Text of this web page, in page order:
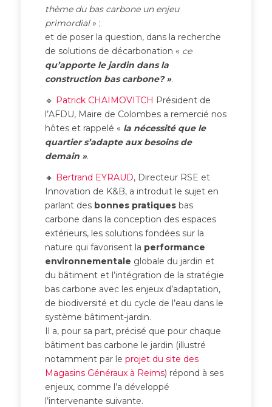
thème du bas carbone un enjeu
primordial» ;
et de poser la question, dans la recherche
de solutions de décarbonation « ce
qu’apporte le jardin dans la
construction bas carbone? ».
🔹 Patrick CHAIMOVITCH Président de
l’AFDU, Maire de Colombes a remercié nos
hôtes et rappelé « la nécessité que le
quartier s’adapte aux besoins de
demain ».
🔸 Bertrand EYRAUD, Directeur RSE et
Innovation de K&B, a introduit le sujet en
parlant des bonnes pratiquesbas
carbone dans la conception des espaces
extérieurs, les solutions fondées sur la
nature qui favorisent la performance
environnementale globale du jardin et
du bâtiment et l’intégration de la stratégie
bas carbone avec les enjeux d’adaptation,
de biodiversité et du cycle de l’eau dans le
système bâtiment-jardin.
Il a, pour sa part, précisé que pour chaque
bâtiment bas carbone le jardin (illustré
notamment par le projet du site des
Magasins Généraux à Reims) répond à ses
enjeux, comme l’a développé
l’intervenante suivante.